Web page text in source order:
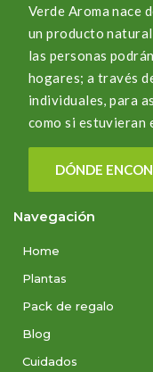
Verde Aroma nace
un producto
las personas
hogares; a través
individuales, para
como si estuvieran
DÓNDE
Navegación
Home
Plantas
Pack de regalo
Blog
Cuidados